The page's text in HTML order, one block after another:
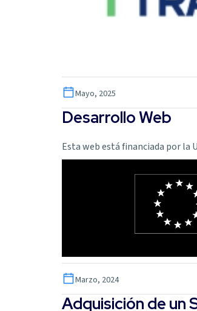
Mayo, 2025
Desarrollo Web
Esta web está financiada por la
Marzo, 2024
Adquisición de un